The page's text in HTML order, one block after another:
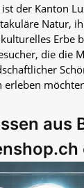
der Kanton
Natur,
Erbe
die die
erleben
aus